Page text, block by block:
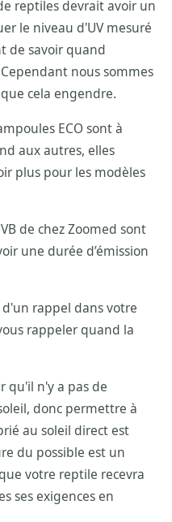
reptiles devrait avoir un
le niveau d'UV mesuré
de savoir quand
nous sommes
cela engendre.
ECO sont à
aux autres, elles
plus pour les modèles
de chez Zoomed sont
une durée d’émission
rappel dans votre
rappeler quand la
qu'il n'y a pas de
donc permettre à
au soleil direct est
du possible est un
votre reptile recevra
ses exigences en